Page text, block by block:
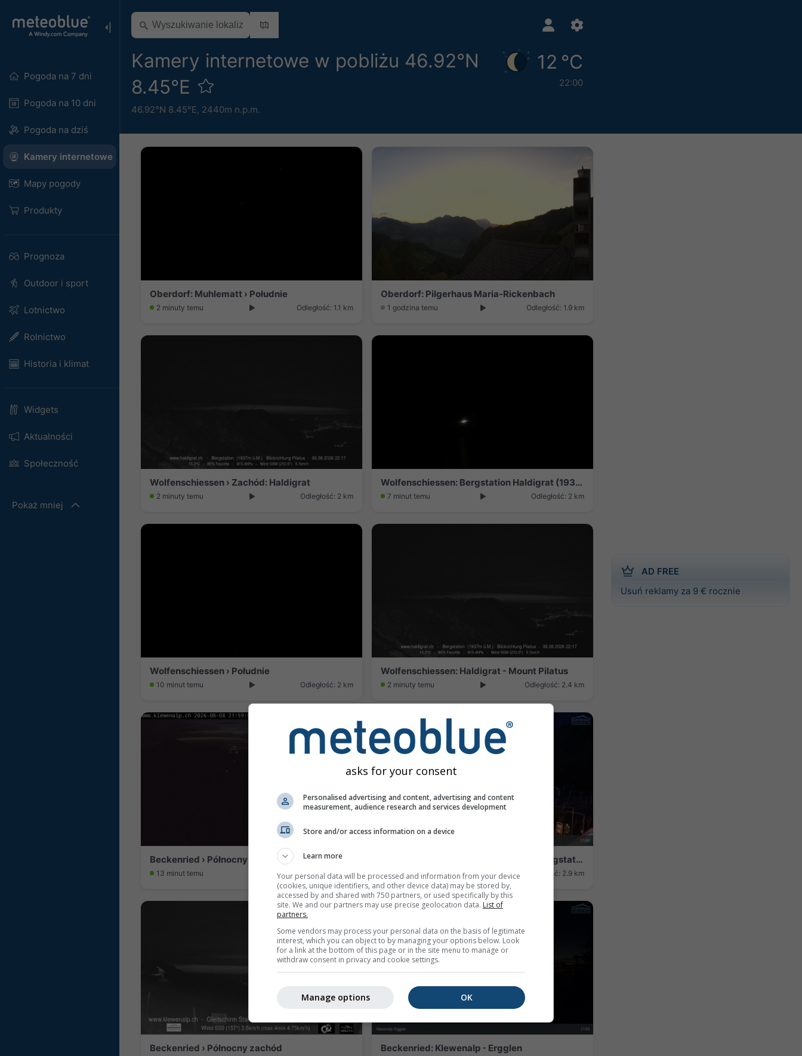
Pogoda na 7 dni
Pogoda na 10 dni
Pogoda na dziś
Kamery internetowe
Mapy pogody
Produkty
Prognoza
Outdoor i sport
Lotnictwo
Rolnictwo
Historia i klimat
Widgets
Aktualności
Społeczność
Pokaż mniej
Kamery internetowe w pobliżu 46.92°N
8.45°E
46.92°N 8.45°E, 2440m n.p.m.
12 °C
22:00
AD FREE
Usuń reklamy za 9 € rocznie
Oberdorf: Muhlematt › Południe
2 minuty temu Odległość: 1.1 km
Oberdorf: Pilgerhaus Maria-Rickenbach
1 godzina temu Odległość: 1.9 km
Wolfenschiessen › Zachód: Haldigrat
2 minuty temu Odległość: 2 km
Wolfenschiessen: Bergstation Haldigrat (1937m) Blickrichtung Ost - Brisen
7 minut temu Odległość: 2 km
Wolfenschiessen › Południe
10 minut temu Odległość: 2 km
Wolfenschiessen: Haldigrat - Mount Pilatus
2 minuty temu Odległość: 2.4 km
13 minut temu Odległość: 2.9 km
Beckenried: Klewenalp - Klewenalp-Bergstation, Blick Richtung Skigebiet Klewenalp & links Berggasthaus KlewenStube
1 minuta temu Odległość: 2.9 km
Beckenried › Północny zachód Beckenried: Klewenalp - Ergglen
asks for your consent
Personalised advertising and content, advertising and content
measurement, audience research and services development
Store and/or access information on a device
Learn more
Your personal data will be processed and information from your device
(cookies, unique identifiers, and other device data) may be stored by,
accessed by and shared with 750 partners, or used specifically by this
site. We and our partners may use precise geolocation data. List of
partners.
Some vendors may process your personal data on the basis of legitimate
interest, which you can object to by managing your options below. Look
for a link at the bottom of this page or in the site menu to manage or
withdraw consent in privacy and cookie settings.
OK
Manage options